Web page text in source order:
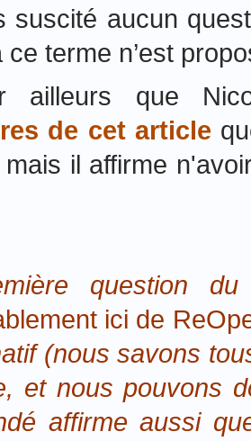
suscité aucun
ce terme n’est
ailleurs que
de cet article
il affirme
question
ici de
(nous savons
et nous pouvons
affirme aussi